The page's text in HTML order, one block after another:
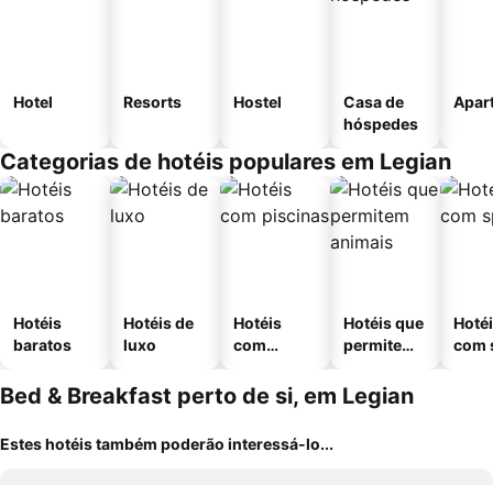
Hotel Resorts Hostel
Casa de
hóspedes
Categorias de hotéis populares em Legian
Hotéis
baratos
Hotéis de
luxo
Hotéis
com
Hotéis que
permitem
com
Bed & Breakfast perto de si, em Legian
Estes hotéis também poderão interessá-lo...